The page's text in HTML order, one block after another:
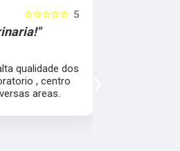
5
☆☆☆☆☆
qualidade dos
, centro
areas.